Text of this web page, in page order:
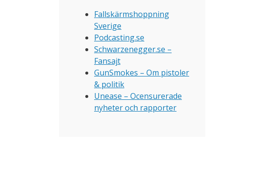
Fallskärmshoppning
Sverige
Podcasting.se
Schwarzenegger.se –
Fansajt
GunSmokes – Om pistoler
& politik
Unease – Ocensurerade
nyheter och rapporter